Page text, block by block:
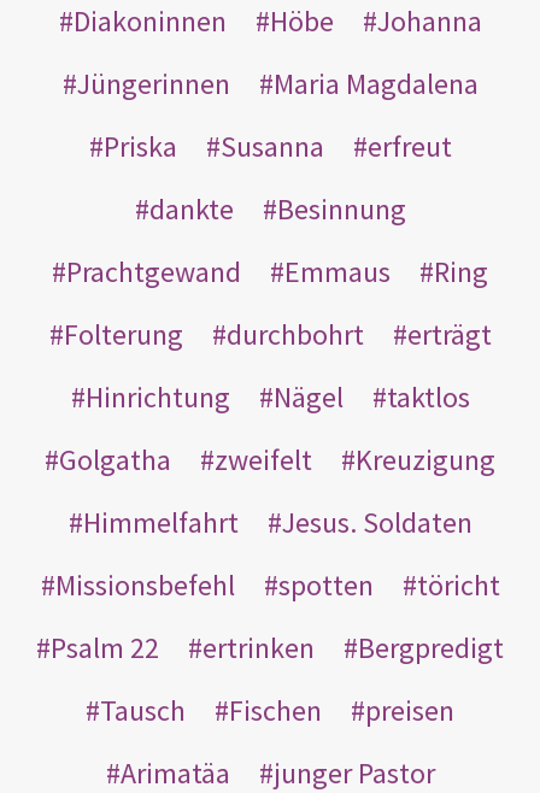
Diakoninnen
Höbe
Johanna
Jüngerinnen
Maria Magdalena
Priska
Susanna
erfreut
dankte
Besinnung
Prachtgewand
Emmaus
Ring
Folterung
durchbohrt
erträgt
Hinrichtung
Nägel
taktlos
Golgatha
zweifelt
Kreuzigung
Himmelfahrt
Jesus. Soldaten
Missionsbefehl
spotten
töricht
Psalm 22
ertrinken
Bergpredigt
Tausch
Fischen
preisen
Arimatäa
junger Pastor